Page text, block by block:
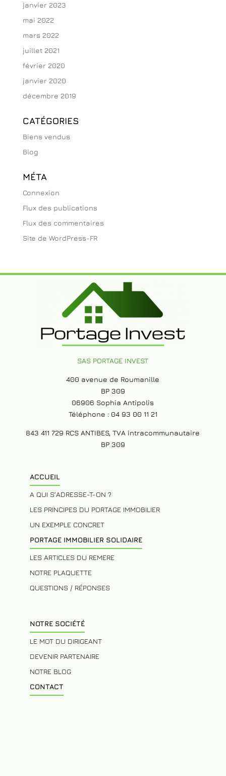
janvier 2023
mai 2022
mars 2022
juillet 2021
février 2020
janvier 2020
décembre 2019
CATÉGORIES
Biens vendus
Blog
MÉTA
Connexion
Flux des publications
Flux des commentaires
Site de WordPress-FR
SAS PORTAGE INVEST
400 avenue de Roumanille
BP 309
06906 Sophia Antipolis
Téléphone : 04 93 00 11 21
843 411 729 RCS ANTIBES, TVA intracommunautaire
BP 309
ACCUEIL
A QUI S’ADRESSE-T-ON ?
LES PRINCIPES DU PORTAGE IMMOBILIER
UN EXEMPLE CONCRET
PORTAGE IMMOBILIER SOLIDAIRE
LES ARTICLES DU REMERE
NOTRE PLAQUETTE
QUESTIONS / RÉPONSES
NOTRE SOCIÉTÉ
LE MOT DU DIRIGEANT
DEVENIR PARTENAIRE
NOTRE BLOG
CONTACT